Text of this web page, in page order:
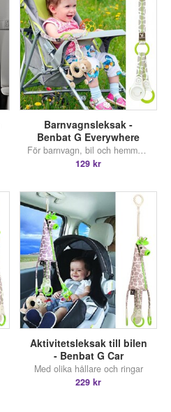
Barnvagnsleksak -
Benbat G Everywhere
För barnvagn, bil och hemmabruk
129 kr
Aktivitetsleksak till bilen
- Benbat G Car
Med olika hållare och ringar
229 kr